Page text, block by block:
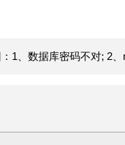
1、数据库密码不对; 2、